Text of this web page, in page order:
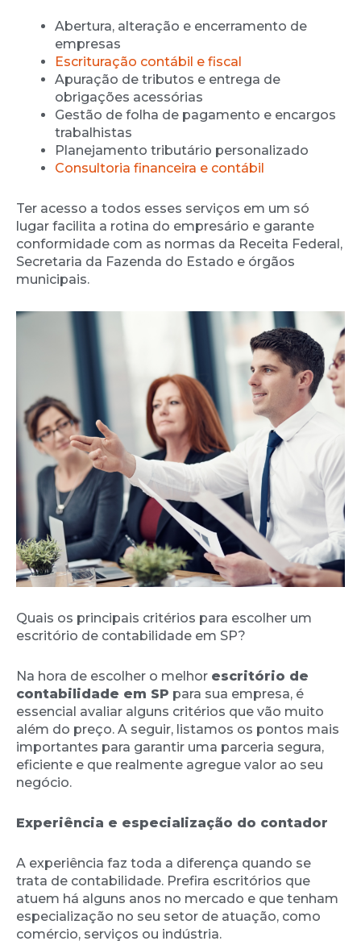
Abertura, alteração e encerramento de
empresas
Escrituração contábil e fiscal
Apuração de tributos e entrega de
obrigações acessórias
Gestão de folha de pagamento e encargos
trabalhistas
Planejamento tributário personalizado
Consultoria financeira e contábil
Ter acesso a todos esses serviços em um só
lugar facilita a rotina do empresário e garante
conformidade com as normas da Receita Federal,
Secretaria da Fazenda do Estado e órgãos
municipais.
Quais os principais critérios para escolher um
escritório de contabilidade em SP?
Na hora de escolher o melhor escritório de
contabilidade em SP para sua empresa, é
essencial avaliar alguns critérios que vão muito
além do preço. A seguir, listamos os pontos mais
importantes para garantir uma parceria segura,
eficiente e que realmente agregue valor ao seu
negócio.
Experiência e especialização do contador
A experiência faz toda a diferença quando se
trata de contabilidade. Prefira escritórios que
atuem há alguns anos no mercado e que tenham
especialização no seu setor de atuação, como
comércio, serviços ou indústria.